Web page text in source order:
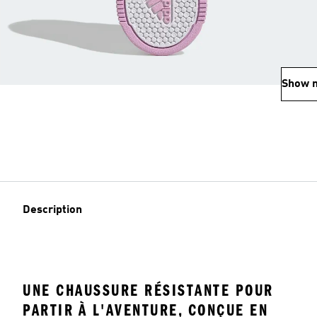
Show
Description
UNE CHAUSSURE RÉSISTANTE POUR
PARTIR À L'AVENTURE, CONÇUE EN